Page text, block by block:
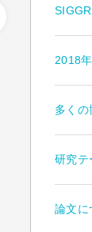
2018
多くの
研究テ
論文に